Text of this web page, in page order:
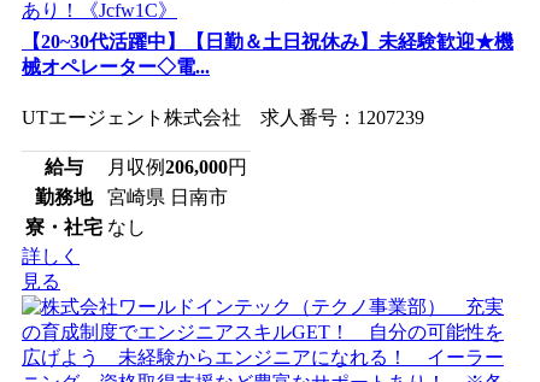
【20~30代活躍中】【日勤＆土日祝休み】未経験歓迎★機
械オペレーター◇電...
UTエージェント株式会社 求人番号：1207239
給与 月収例206,000円
勤務地
宮崎県 日南市
寮・社宅 なし
詳しく
見る